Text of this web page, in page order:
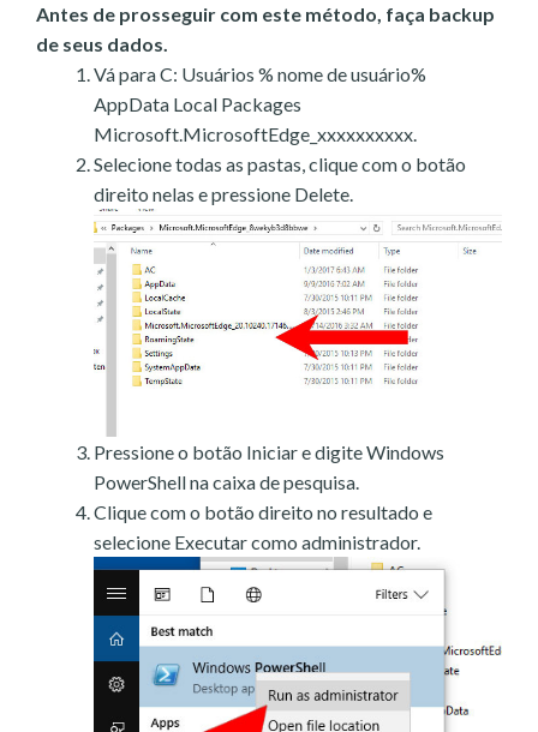
Antes de prosseguir com este método, faça backup
de seus dados.
Vá para C: Usuários % nome de usuário%
AppData Local Packages
Microsoft.MicrosoftEdge_xxxxxxxxxx.
Selecione todas as pastas, clique com o botão
direito nelas e pressione Delete.
Pressione o botão Iniciar e digite Windows
PowerShell na caixa de pesquisa.
Clique com o botão direito no resultado e
selecione Executar como administrador.